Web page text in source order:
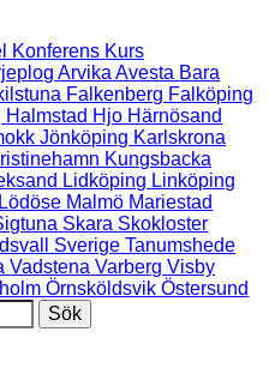
Konferens Kurs
Arvika Avesta Bara
Falkenberg Falköping
Halmstad Hjo Härnösand
Jönköping Karlskrona
Kungsbacka
Lidköping Linköping
Lödöse Malmö Mariestad
Skara Skokloster
Sverige Tanumshede
Vadstena Varberg Visby
Örnsköldsvik Östersund